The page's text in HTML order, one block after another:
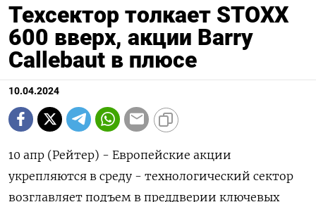
Техсектор толкает STOXX
600 вверх, акции Barry
Callebaut в плюсе
10.04.2024
10 апр (Рейтер) - Европейские акции
укрепляются в среду - технологический сектор
возглавляет подъем в преддверии ключевых